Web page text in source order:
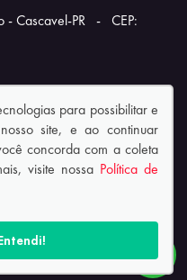
- Cascavel-PR - CEP:
Política de privacidade.
para possibilitar e
site, e ao continuar
concorda com a coleta
visite nossa Política de